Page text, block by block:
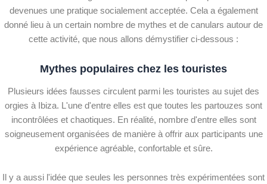
devenues une pratique socialement acceptée. Cela a également
donné lieu à un certain nombre de mythes et de canulars autour de
cette activité, que nous allons démystifier ci-dessous :
Mythes populaires chez les touristes
Plusieurs idées fausses circulent parmi les touristes au sujet des
orgies à Ibiza. L'une d'entre elles est que toutes les partouzes sont
incontrôlées et chaotiques. En réalité, nombre d'entre elles sont
soigneusement organisées de manière à offrir aux participants une
expérience agréable, confortable et sûre.
Il y a aussi l'idée que seules les personnes très expérimentées sont